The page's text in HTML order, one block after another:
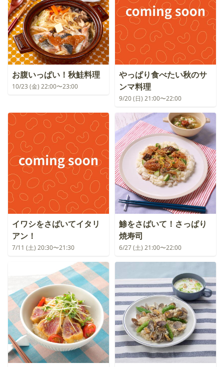
お腹いっぱい！秋鮭料理
10/23 (金) 22:00〜23:00
やっぱり食べたい秋のサ
ンマ料理
9/20 (日) 21:00〜22:00
イワシをさばいてイタリ
アン！
7/11 (土) 20:30〜21:30
鯵をさばいて！さっぱり
焼寿司
6/27 (土) 21:00〜22:00